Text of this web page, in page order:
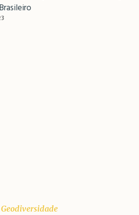
Geodiversidade